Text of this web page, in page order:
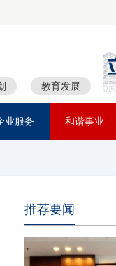
教育发展
业服务 和谐事业
推荐要闻